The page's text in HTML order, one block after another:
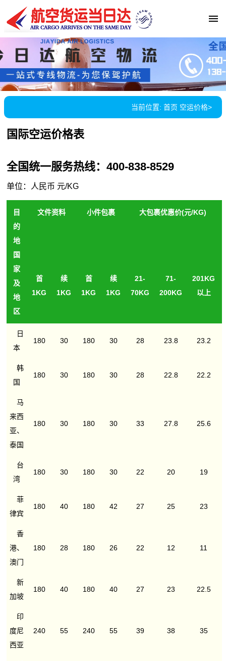
当前位置: 首页 空运价格>
国际空运价格表
全国统一服务热线：400-838-8529
单位：人民币 元/KG
目
的
地
国
家
及
地
区
文件资料 小件包裹 大包裹优惠价(元/KG)
首
1KG
续
1KG
首
1KG
续
1KG
21-
70KG
71-
200KG
201KG
以上
日
本
180 30 180 30 28 23.8 23.2
韩
国
180 30 180 30 28 22.8 22.2
马
来西
亚、
泰国
180 30 180 30 33 27.8 25.6
台
湾
180 30 180 30 22 20 19
菲
律宾
180 40 180 42 27 25 23
香
港、
澳门
180 28 180 26 22 12 11
新
加坡
180 40 180 40 27 23 22.5
印
度尼
西亚
240 55 240 55 39 38 35